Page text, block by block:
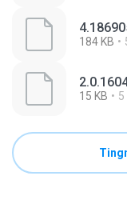
184 KB
15 KB